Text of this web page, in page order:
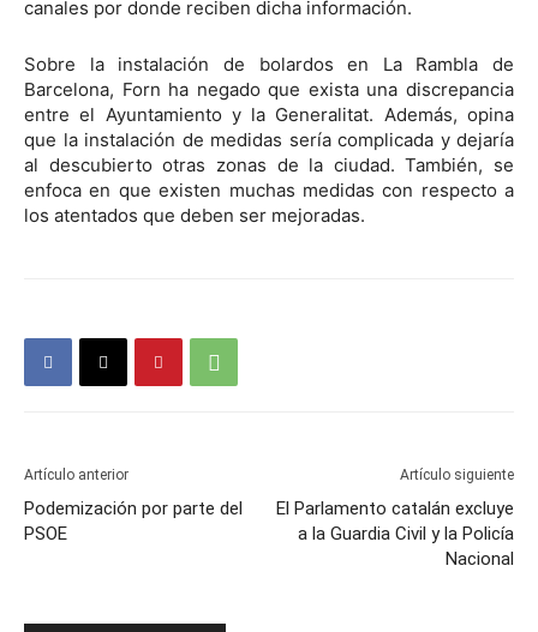
canales por donde reciben dicha información.
Sobre la instalación de bolardos en La Rambla de
Barcelona, Forn ha negado que exista una discrepancia
entre el Ayuntamiento y la Generalitat. Además, opina
que la instalación de medidas sería complicada y dejaría
al descubierto otras zonas de la ciudad. También, se
enfoca en que existen muchas medidas con respecto a
los atentados que deben ser mejoradas.
Artículo anterior
Podemización por parte del
PSOE
Artículo siguiente
El Parlamento catalán excluye
a la Guardia Civil y la Policía
Nacional